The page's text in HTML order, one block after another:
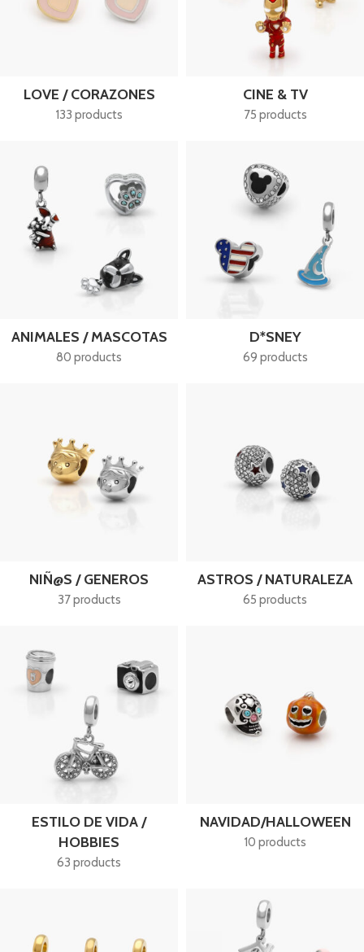
LOVE / CORAZONES
133 products
CINE & TV
75 products
ANIMALES / MASCOTAS
80 products
D*SNEY
69 products
NIÑ@S / GENEROS
37 products
ASTROS / NATURALEZA
65 products
ESTILO DE VIDA /
HOBBIES
63 products
NAVIDAD/HALLOWEEN
10 products